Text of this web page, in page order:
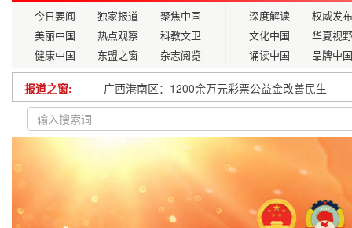
今日要闻 独家报道
聚焦中国
美丽中国
热点观察
科教文卫
健康中国
东盟之窗 杂志阅览
深度解读
权威发布
文化中国
华夏视野
诵读中国
品牌中国
报道之窗:
广西港南区：1200余万元彩票公益金改善民生
以贤德为炬，照亮文化传承与心灵救赎之路——谢
锦宏惠创新服务模式 打造线上线下全方位健康养
第一届中国侨智发展大会在福州开幕